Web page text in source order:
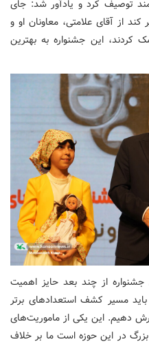
توصیف کرد و یادآور شد: جای
از آقای علامتی، معاونان او و
این جشنواره به بهترین
از چند بعد حایز اهمیت
مسیر کشف استعدادهای برتر
دهیم. این یکی از ماموریت‌های
در این حوزه است ما بر خلاف